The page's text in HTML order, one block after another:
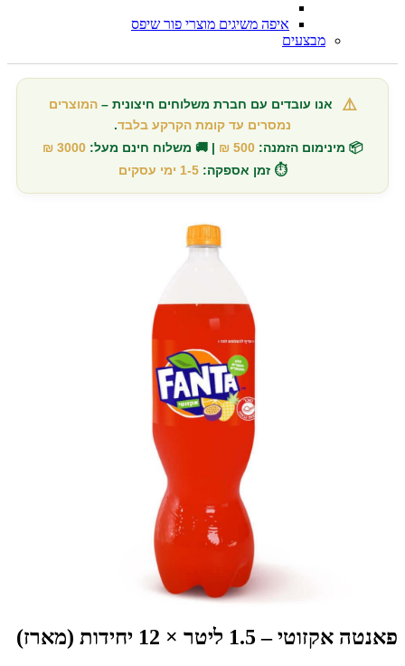
איפה משיגים מוצרי פור שיפס
מבצעים
⚠️ אנו עובדים עם חברת משלוחים חיצונית –המוצרים
נמסרים עד קומת הקרקע בלבד.
📦 מינימום הזמנה: 500 ₪ | 🚚 משלוח חינם מעל: 3000 ₪
⏱️ זמן אספקה: 1-5 ימי עסקים
פאנטה אקזוטי – 1.5 ליטר × 12 יחידות (מארז)